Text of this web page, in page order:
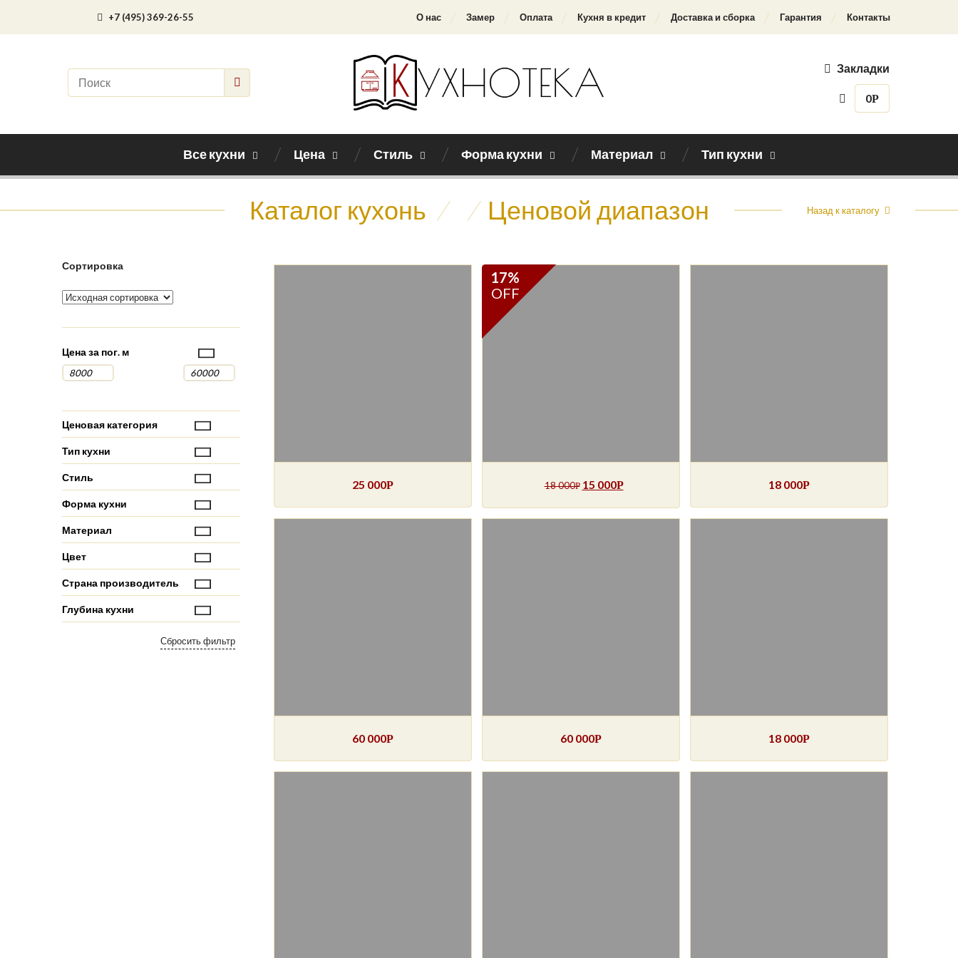
+7 (495) 369-26-55 О нас Замер Оплата Кухня в кредит Доставка и сборка Гарантия Контакты
Закладки
0Р
Все кухни Цена Стиль Форма кухни Материал Тип кухни
Каталог кухонь / / Ценовой диапазон Назад к каталогу
25 000Р
17%
OFF
18 000Р 15 000Р 18 000Р
60 000Р 60 000Р 18 000Р
Сортировка
Цена за пог. м
Ценовая категория
Тип кухни
Стиль
Форма кухни
Материал
Цвет
Страна производитель
Глубина кухни